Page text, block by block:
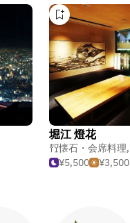
堀江 燈花
懐石・会席料理,
¥5,500
¥3,500